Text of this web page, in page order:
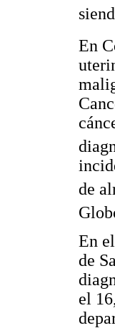
En
de
En
de
el